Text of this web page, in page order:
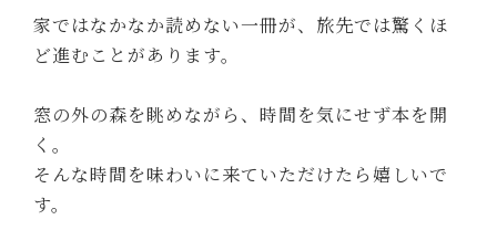
家ではなかなか読めない一冊が、旅先では驚くほ
ど進むことがあります。
窓の外の森を眺めながら、時間を気にせず本を開
く。
そんな時間を味わいに来ていただけたら嬉しいで
す。